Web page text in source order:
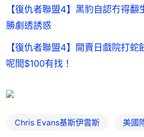
【復仇者聯盟4】黑豹自認冇得
勝劇透誘惑
【復仇者聯盟4】開賣日戲院打
呢間$100有找！
Chris Evans基斯伊雲斯 美國